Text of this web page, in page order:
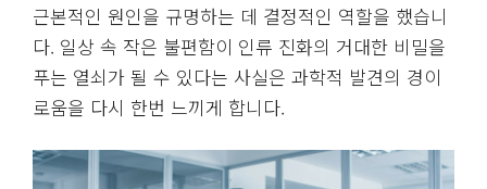
근본적인 원인을 규명하는 데 결정적인 역할을 했습니
다. 일상 속 작은 불편함이 인류 진화의 거대한 비밀을
푸는 열쇠가 될 수 있다는 사실은 과학적 발견의 경이
로움을 다시 한번 느끼게 합니다.